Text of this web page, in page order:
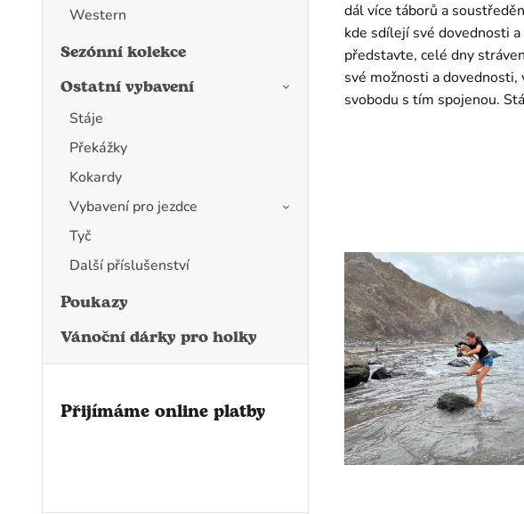
Western
Sezónní kolekce
Ostatní vybavení
Stáje
Překážky
Kokardy
Vybavení pro jezdce
Tyč
Další příslušenství
Poukazy
Vánoční dárky pro holky
Přijímáme online platby
dál více táborů a
kde sdílejí své dovednosti
představte, celé dny
své možnosti a dovednosti,
svobodu s tím spojenou.